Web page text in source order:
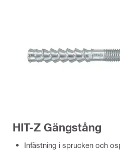
HIT-Z Gängstång
Infästning i sprucken och